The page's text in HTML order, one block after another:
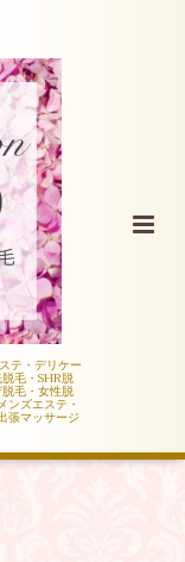
テ・デリケー
毛・SHR脱
毛・女性脱
ンズエステ・
張マッサージ